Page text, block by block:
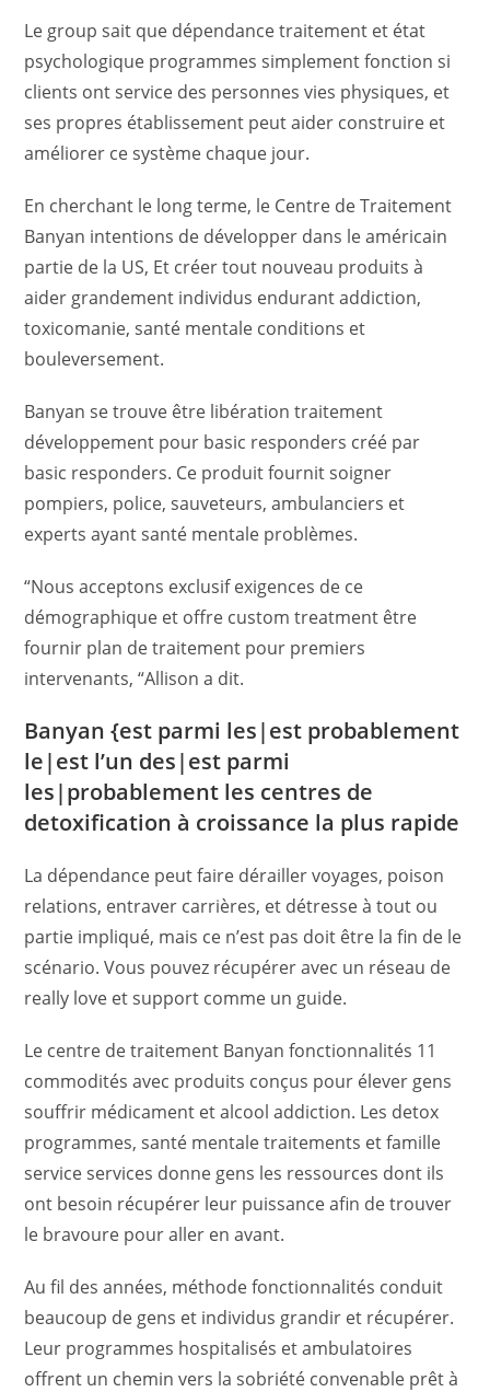
Le group sait que dépendance traitement et état
psychologique programmes simplement fonction si
clients ont service des personnes vies physiques, et
ses propres établissement peut aider construire et
améliorer ce système chaque jour.
En cherchant le long terme, le Centre de Traitement
Banyan intentions de développer dans le américain
partie de la US, Et créer tout nouveau produits à
aider grandement individus endurant addiction,
toxicomanie, santé mentale conditions et
bouleversement.
Banyan se trouve être libération traitement
développement pour basic responders créé par
basic responders. Ce produit fournit soigner
pompiers, police, sauveteurs, ambulanciers et
experts ayant santé mentale problèmes.
“Nous acceptons exclusif exigences de ce
démographique et offre custom treatment être
fournir plan de traitement pour premiers
intervenants, “Allison a dit.
Banyan {est parmi les|est probablement
le|est l’un des|est parmi
les|probablement les centres de
detoxification à croissance la plus rapide
La dépendance peut faire dérailler voyages, poison
relations, entraver carrières, et détresse à tout ou
partie impliqué, mais ce n’est pas doit être la fin de le
scénario. Vous pouvez récupérer avec un réseau de
really love et support comme un guide.
Le centre de traitement Banyan fonctionnalités 11
commodités avec produits conçus pour élever gens
souffrir médicament et alcool addiction. Les detox
programmes, santé mentale traitements et famille
service services donne gens les ressources dont ils
ont besoin récupérer leur puissance afin de trouver
le bravoure pour aller en avant.
Au fil des années, méthode fonctionnalités conduit
beaucoup de gens et individus grandir et récupérer.
Leur programmes hospitalisés et ambulatoires
offrent un chemin vers la sobriété convenable prêt à